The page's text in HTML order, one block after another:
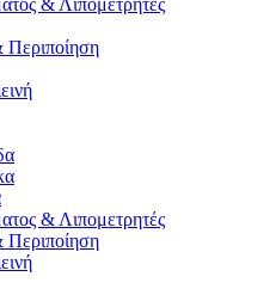
& Λιπομετρητές
Περιποίηση
& Λιπομετρητές
Περιποίηση